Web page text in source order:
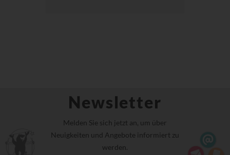
Newsletter
Melden Sie sich jetzt an, um über
Neuigkeiten und Angebote informiert zu
werden.